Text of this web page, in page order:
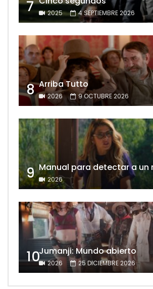
7 2025 4 SEPTIEMBRE 2026
8 Arriba Tutto
2026 9 OCTUBRE 2026
9 Manual para detectar a un
2026
10Jumanji: Mundo abierto
2026 25 DICIEMBRE 2026